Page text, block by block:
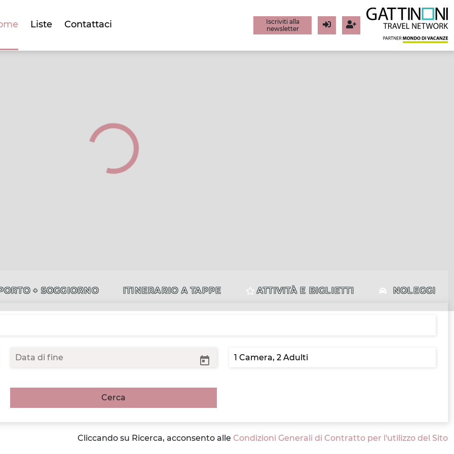
Liste Contattaci
Iscriviti alla
newsletter
Registrati
+ SOGGIORNO ITINERARIO A TAPPE ATTIVITÀ E BIGLIETTI NOLEGGI
Cerca
Cliccando su Ricerca, acconsento alle Condizioni Generali di Contratto per l'utilizzo del Sito